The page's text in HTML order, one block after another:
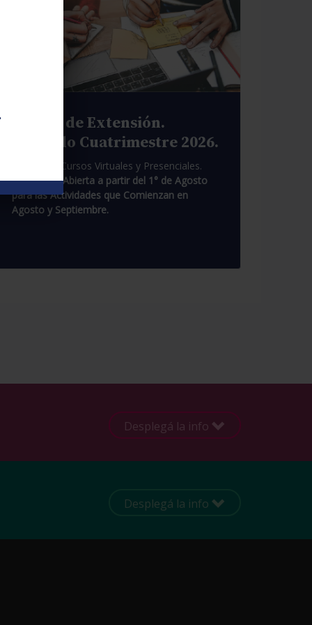
Cursos de Extensión.
Segundo Cuatrimestre 2026.
Pasantías. Cursos Virtuales y Presenciales.
Inscripción Abierta a partir del 1° de Agosto
para las Actividades que Comienzan en
Agosto y Septiembre.
Desplegá la info
Desplegá la info